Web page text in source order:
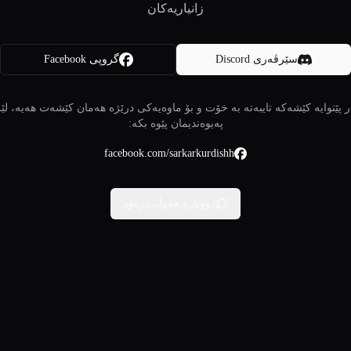
زانیاریەکان
سێرڤەری Discord گروپی Facebook
پێتوایە کێشەکە تایبەتە بە خۆت و بۆ ماوەیەکی درێژە هەمان کێشەت هەیە،
پەیوەندیمان پێوە بکە:
facebook.com/sarkarkurdishh